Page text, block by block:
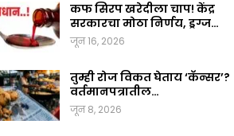
कफ सिरप खरेदीला चाप! केंद्र
सरकारचा मोठा निर्णय, ड्रग्ज…
जून 16, 2026
तुम्ही रोज विकत घेताय ‘कॅन्सर’?
वर्तमानपत्रातील…
जून 8, 2026